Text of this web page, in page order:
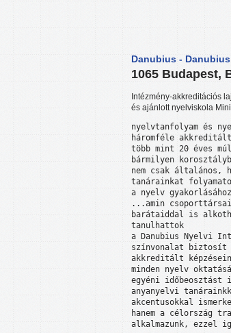
Danubius -
1065 Budapest,
Intézmény-akkreditációs
és ajánlott nyelviskola
nyelvtanfolyam és
háromféle
több mint 20 éves
bármilyen
nem csak általános,
tanárainkat
a nyelv
...amin
barátaiddal is
tanulhattok
a Danubius Nyelvi
színvonalat biztosít
akkreditált
minden nyelv
egyéni időbeosztást
anyanyelvi
akcentusokkal
hanem a célország